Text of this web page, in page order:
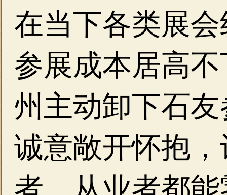
在当下各类展
参展成本居高
州主动卸下石
诚意敞开怀抱